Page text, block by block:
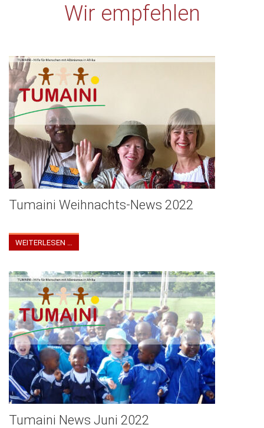
Wir empfehlen
Tumaini Weihnachts-News 2022
WEITERLESEN …
Tumaini News Juni 2022